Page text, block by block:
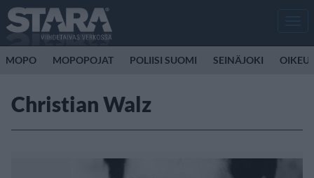
MOPO MOPOPOJAT POLIISI SUOMI SEINÄJOKI
Christian Walz